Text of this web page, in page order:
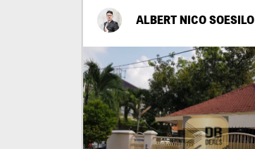
ALBERT NICO SOESILO